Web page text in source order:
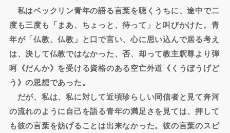
私はベックリン青年の語る言葉を聴くうちに、途中で二
度も三度も「まあ、ちょっと、待って」と叫びかけた。青
年が「仏教、仏教」と口で言い、心に思い込んで居る考え
は、決して仏教ではなかった、否、却って教主釈尊より弾
呵《だんか》を受ける資格のある空亡外道《くうぼうげど
う》の思想であった。
だが、私は、私に対して近頃珍らしい同信者と見て奔河
の流れのように自己を語る青年の満足さを見ては、押して
も彼の言葉を妨げることは出来なかった。彼の言葉のスピ